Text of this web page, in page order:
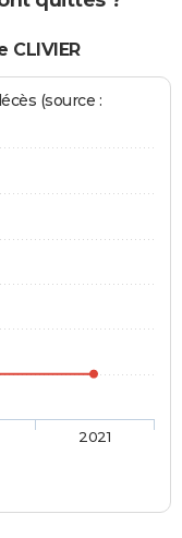
(source :
2021